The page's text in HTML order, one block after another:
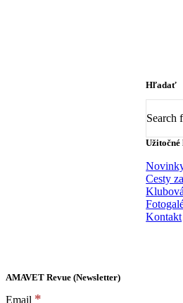
Hľadať
Search
Cesty
Kontakt
AMAVET Revue (Newsletter)
Email *